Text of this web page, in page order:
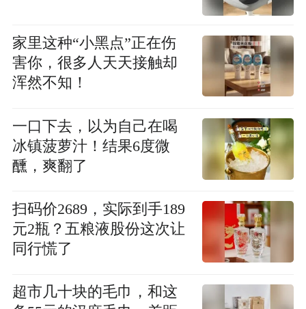
家里这种“小黑点”正在伤
害你，很多人天天接触却
浑然不知！
一口下去，以为自己在喝
冰镇菠萝汁！结果6度微
醺，爽翻了
扫码价2689，实际到手189
元2瓶？五粮液股份这次让
同行慌了
超市几十块的毛巾，和这